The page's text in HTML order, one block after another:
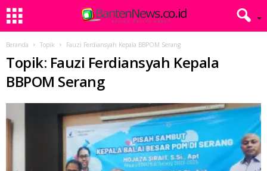
Beranda Topik Fauzi Ferdiansyah Kepala BBPOM Serang
Topik: Fauzi Ferdiansyah Kepala
BBPOM Serang